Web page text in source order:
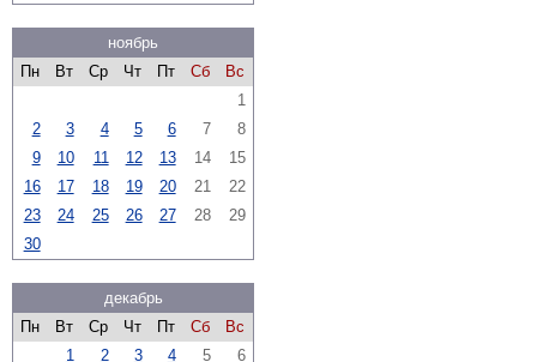
ноябрь
Пн
Вт Ср Чт Пт Сб
Вс
1
2
3 4 5 6 7
8
9
10 11 12 13 14
15
16
17 18 19 20 21
22
23
24 25 26 27 28
29
30
декабрь
Пн
Вт Ср Чт Пт Сб
Вс
1
2 3 4 5
6